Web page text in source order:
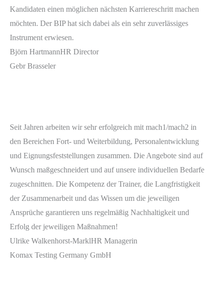
Kandidaten einen möglichen nächsten Karriereschritt machen
möchten. Der BIP hat sich dabei als ein sehr zuverlässiges
Instrument erwiesen.
Björn HartmannHR Director
Gebr Brasseler
Seit Jahren arbeiten wir sehr erfolgreich mit mach1/mach2 in
den Bereichen Fort- und Weiterbildung, Personalentwicklung
und Eignungsfeststellungen zusammen. Die Angebote sind auf
Wunsch maßgeschneidert und auf unsere individuellen Bedarfe
zugeschnitten. Die Kompetenz der Trainer, die Langfristigkeit
der Zusammenarbeit und das Wissen um die jeweiligen
Ansprüche garantieren uns regelmäßig Nachhaltigkeit und
Erfolg der jeweiligen Maßnahmen!
Ulrike Walkenhorst-MarklHR Managerin
Komax Testing Germany GmbH